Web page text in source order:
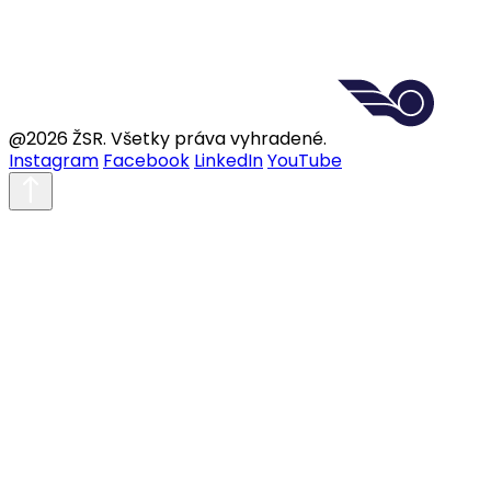
@2026 ŽSR. Všetky práva vyhradené.
Instagram Facebook LinkedInYouTube